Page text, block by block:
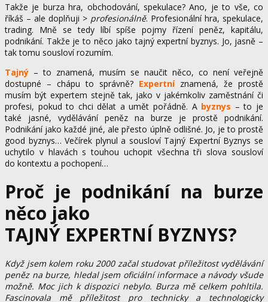
Takže je burza hra, obchodování, spekulace? Ano, je to vše, co
říkáš – ale doplňuji > profesionálně. Profesionální hra, spekulace,
trading. Mně se tedy líbí spíše pojmy řízení peněz, kapitálu,
podnikání. Takže je to něco jako tajný expertní byznys. Jo, jasně –
tak tomu sousloví rozumím.
Tajný – to znamená, musím se naučit něco, co není veřejně
dostupné – chápu to správně? Expertní znamená, že prostě
musím být expertem stejně tak, jako v jakémkoliv zaměstnání či
profesi, pokud to chci dělat a umět pořádně. A byznys – to je
také jasné, vydělávání peněz na burze je prostě podnikání.
Podnikání jako každé jiné, ale přesto úplně odlišné. Jo, je to prostě
good byznys… Večírek plynul a sousloví Tajný Expertní Byznys se
uchytilo v hlavách s touhou uchopit všechna tři slova sousloví
do kontextu a pochopení…
Proč je podnikání na burze
něco jako
TAJNÝ EXPERTNÍ BYZNYS?
Když jsem kolem roku 2000 začal studovat příležitost vydělávání
peněz na burze, hledal jsem oficiální informace a návody všude
možně. Moc jich k dispozici nebylo. Burza mě celkem pohltila.
Fascinovala mě příležitost pro technicky a technologicky